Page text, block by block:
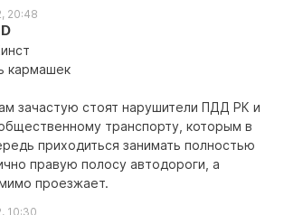
20:48
кармашек
зачастую стоят нарушители ПДД РК и
транспорту, которым в
приходиться занимать полностью
правую полосу автодороги, а
проезжает.
10:30